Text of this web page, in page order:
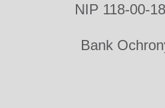
NIP 118-00-
Bank